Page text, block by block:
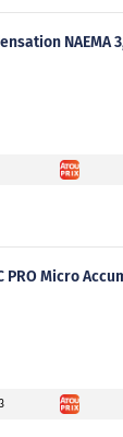
PRO Micro